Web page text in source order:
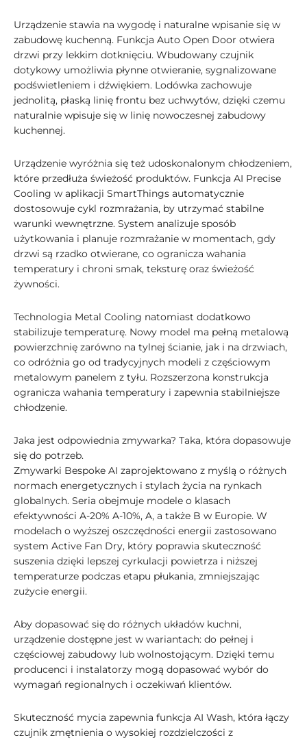
Urządzenie stawia na wygodę i naturalne wpisanie się w
zabudowę kuchenną. Funkcja Auto Open Door otwiera
drzwi przy lekkim dotknięciu. Wbudowany czujnik
dotykowy umożliwia płynne otwieranie, sygnalizowane
podświetleniem i dźwiękiem. Lodówka zachowuje
jednolitą, płaską linię frontu bez uchwytów, dzięki czemu
naturalnie wpisuje się w linię nowoczesnej zabudowy
kuchennej.
Urządzenie wyróżnia się też udoskonalonym chłodzeniem,
które przedłuża świeżość produktów. Funkcja AI Precise
Cooling w aplikacji SmartThings automatycznie
dostosowuje cykl rozmrażania, by utrzymać stabilne
warunki wewnętrzne. System analizuje sposób
użytkowania i planuje rozmrażanie w momentach, gdy
drzwi są rzadko otwierane, co ogranicza wahania
temperatury i chroni smak, teksturę oraz świeżość
żywności.
Technologia Metal Cooling natomiast dodatkowo
stabilizuje temperaturę. Nowy model ma pełną metalową
powierzchnię zarówno na tylnej ścianie, jak i na drzwiach,
co odróżnia go od tradycyjnych modeli z częściowym
metalowym panelem z tyłu. Rozszerzona konstrukcja
ogranicza wahania temperatury i zapewnia stabilniejsze
chłodzenie.
Jaka jest odpowiednia zmywarka? Taka, która dopasowuje
się do potrzeb.
Zmywarki Bespoke AI zaprojektowano z myślą o różnych
normach energetycznych i stylach życia na rynkach
globalnych. Seria obejmuje modele o klasach
efektywności A-20% A-10%, A, a także B w Europie. W
modelach o wyższej oszczędności energii zastosowano
system Active Fan Dry, który poprawia skuteczność
suszenia dzięki lepszej cyrkulacji powietrza i niższej
temperaturze podczas etapu płukania, zmniejszając
zużycie energii.
Aby dopasować się do różnych układów kuchni,
urządzenie dostępne jest w wariantach: do pełnej i
częściowej zabudowy lub wolnostojącym. Dzięki temu
producenci i instalatorzy mogą dopasować wybór do
wymagań regionalnych i oczekiwań klientów.
Skuteczność mycia zapewnia funkcja AI Wash, która łączy
czujnik zmętnienia o wysokiej rozdzielczości z